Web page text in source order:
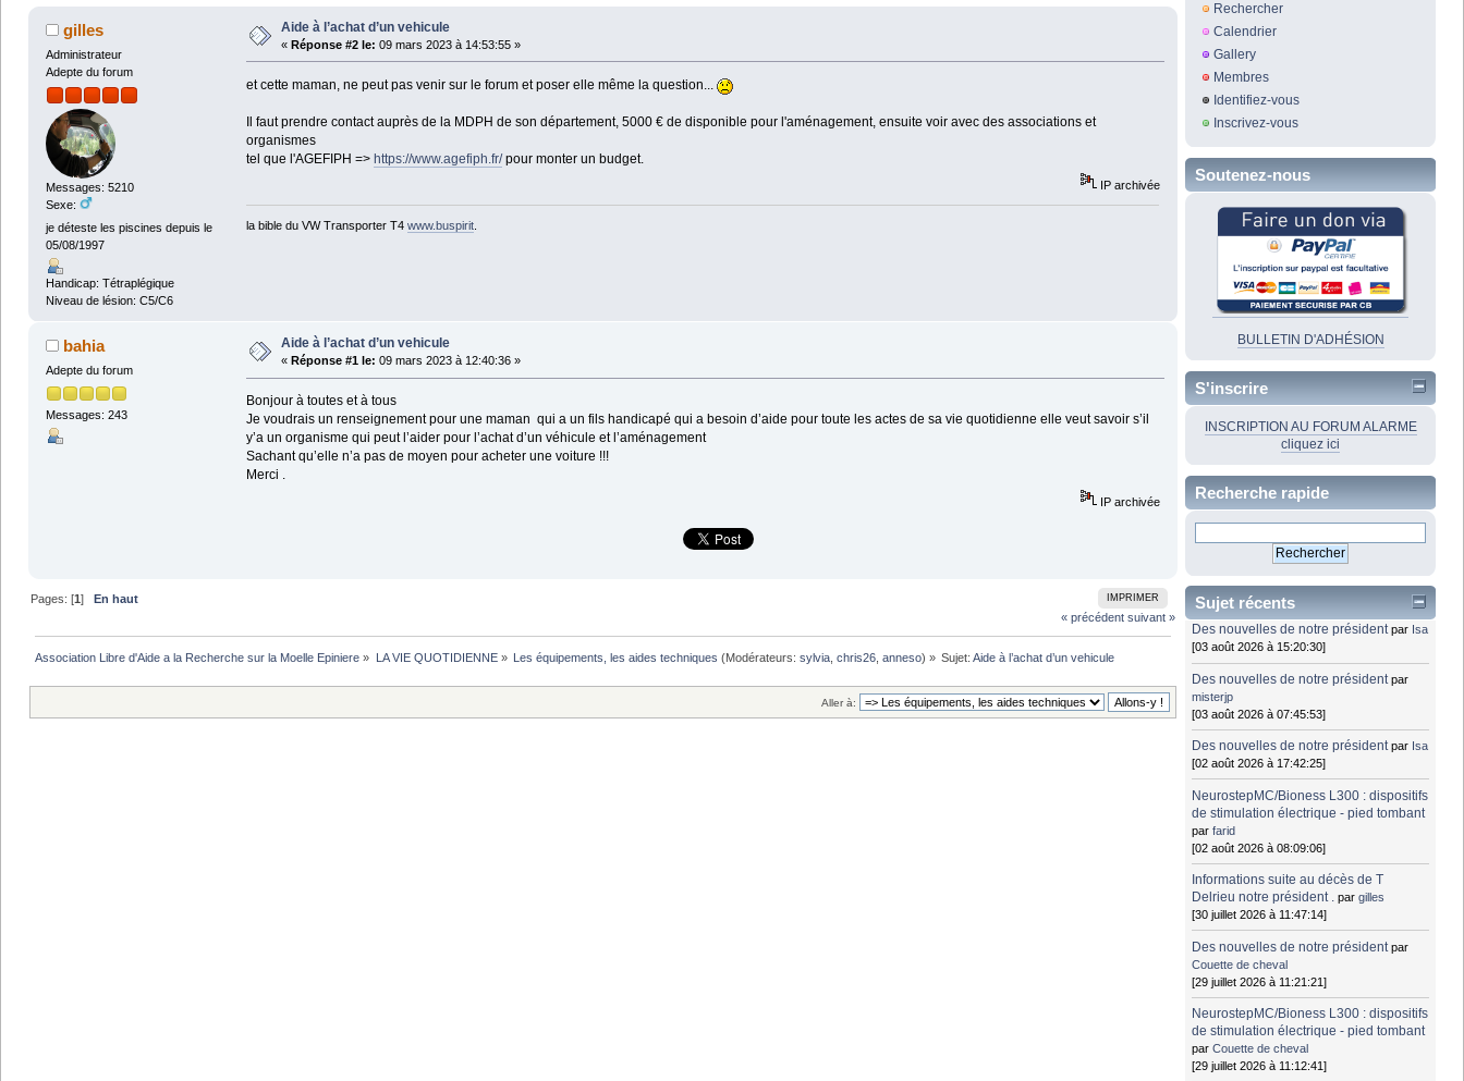
gilles
Administrateur
Adepte du forum
Messages: 5210
Sexe:
je déteste les piscines depuis le
05/08/1997
Handicap: Tétraplégique
Niveau de lésion: C5/C6
Aide à l’achat d’un vehicule
« Réponse #2 le: 09 mars 2023 à 14:53:55 »
et cette maman, ne peut pas venir sur le forum et poser elle même la question...
Il faut prendre contact auprès de la MDPH de son département, 5000 € de disponible pour l'aménagement, ensuite voir avec des associations et
organismes
tel que l'AGEFIPH => https://www.agefiph.fr/pour monter un budget.
IP archivée
la bible du VW Transporter T4 www.buspirit.
bahia
Adepte du forum
Messages: 243
Aide à l’achat d’un vehicule
« Réponse #1 le: 09 mars 2023 à 12:40:36 »
Bonjour à toutes et à tous
Je voudrais un renseignement pour une maman qui a un fils handicapé qui a besoin d’aide pour toute les actes de sa vie quotidienne elle veut savoir s’il
y’a un organisme qui peut l’aider pour l’achat d’un véhicule et l’aménagement
Sachant qu’elle n’a pas de moyen pour acheter une voiture !!!
Merci .
IP archivée
IMPRIMER
Pages: [1]En haut
« précédent suivant »
Association Libre d'Aide a la Recherche sur la Moelle Epiniere » LA VIE QUOTIDIENNE» Les équipements, les aides techniques (Modérateurs: sylvia, chris26, anneso) » Sujet:Aide à l’achat d’un vehicule
Aller à:
Rechercher
Calendrier
Gallery
Membres
Identifiez-vous
Inscrivez-vous
Soutenez-nous
BULLETIN D'ADHÉSION
S'inscrire
INSCRIPTION AU FORUM ALARME
cliquez ici
Recherche rapide
Sujet récents
Des nouvelles de notre président par Isa
[03 août 2026 à 15:20:30]
Des nouvelles de notre président par
misterjp
[03 août 2026 à 07:45:53]
Des nouvelles de notre président par Isa
[02 août 2026 à 17:42:25]
NeurostepMC/Bioness L300 : dispositifs
de stimulation électrique - pied tombant
parfarid
[02 août 2026 à 08:09:06]
Informations suite au décès de T
Delrieu notre président . pargilles
[30 juillet 2026 à 11:47:14]
Des nouvelles de notre président par
Couette de cheval
[29 juillet 2026 à 11:21:21]
NeurostepMC/Bioness L300 : dispositifs
de stimulation électrique - pied tombant
parCouette de cheval
[29 juillet 2026 à 11:12:41]